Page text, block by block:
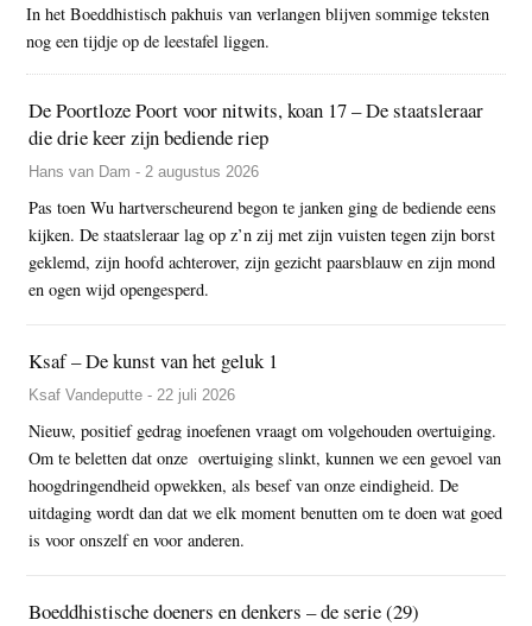
In het Boeddhistisch pakhuis van verlangen blijven sommige teksten
nog een tijdje op de leestafel liggen.
De Poortloze Poort voor nitwits, koan 17 – De staatsleraar
die drie keer zijn bediende riep
Hans van Dam - 2 augustus 2026
Pas toen Wu hartverscheurend begon te janken ging de bediende eens
kijken. De staatsleraar lag op z’n zij met zijn vuisten tegen zijn borst
geklemd, zijn hoofd achterover, zijn gezicht paarsblauw en zijn mond
en ogen wijd opengesperd.
Ksaf – De kunst van het geluk 1
Ksaf Vandeputte - 22 juli 2026
Nieuw, positief gedrag inoefenen vraagt om volgehouden overtuiging.
Om te beletten dat onze overtuiging slinkt, kunnen we een gevoel van
hoogdringendheid opwekken, als besef van onze eindigheid. De
uitdaging wordt dan dat we elk moment benutten om te doen wat goed
is voor onszelf en voor anderen.
Boeddhistische doeners en denkers – de serie (29)